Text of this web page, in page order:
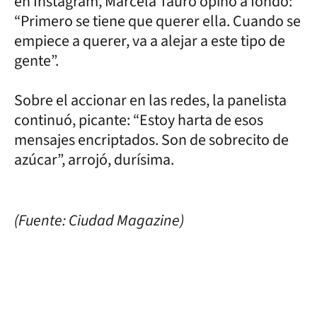
“Primero se tiene que querer ella. Cuando se
empiece a querer, va a alejar a este tipo de
gente”.
Sobre el accionar en las redes, la panelista
continuó, picante: “Estoy harta de esos
mensajes encriptados. Son de sobrecito de
azúcar”, arrojó, durísima.
(Fuente: Ciudad Magazine)